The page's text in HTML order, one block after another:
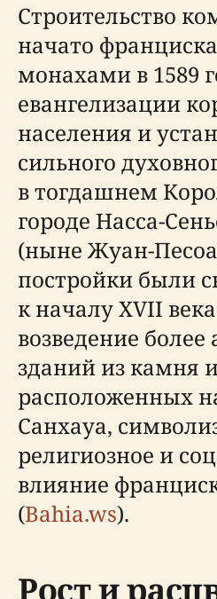
Строительство
начато
монахами в 1589
евангелизации
населения и
сильного
в тогдашнем
городе Насса-
(ныне Жуан-
постройки были
к началу XVII
возведение
зданий из камня
расположенных
Санхауа,
религиозное и
влияние
(Bahia.ws).
Рост и